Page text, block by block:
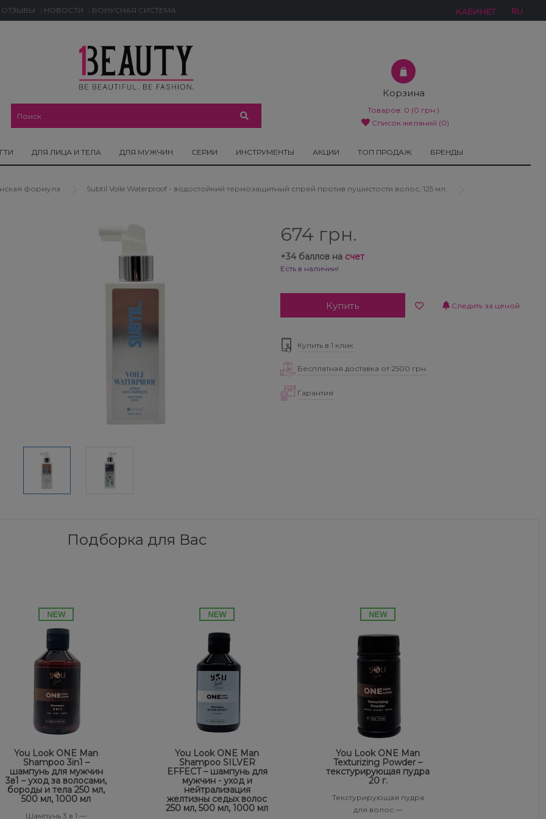
ОТЗЫВЫ НОВОСТИ БОНУСНАЯ СИСТЕМА КАБИНЕТ RU
Корзина
Товаров: 0 (0 грн.)
Список желаний (0)
ДЛЯ ЛИЦА И ТЕЛА ДЛЯ МУЖЧИН СЕРИИ ИНСТРУМЕНТЫ АКЦИИ ТОП ПРОДАЖ БРЕНДЫ
формула Subtil Voile Waterproof - водостойкий термозащитный спрей против пушистости волос, 125 мл.
674 грн.
+34баллов на счет
Есть в наличии!
Купить Следить за ценой
Купить в 1 клик
Бесплатная доставка от 2500 грн
Гарантия
Подборка для Вас
You Look ONE Man
Shampoo 3in1 –
шампунь для мужчин
3в1 – уход за волосами,
бороды и тела 250 мл,
500 мл, 1000 мл
Шампунь 3 в 1 —
You Look ONE Man
Shampoo SILVER
EFFECT – шампунь для
мужчин - уход и
нейтрализация
желтизны седых волос
250 мл, 500 мл, 1000 мл
You Look ONE Man
Texturizing Powder –
текстурирующая пудра
20 г.
Текстурирующая пудра
для волос —